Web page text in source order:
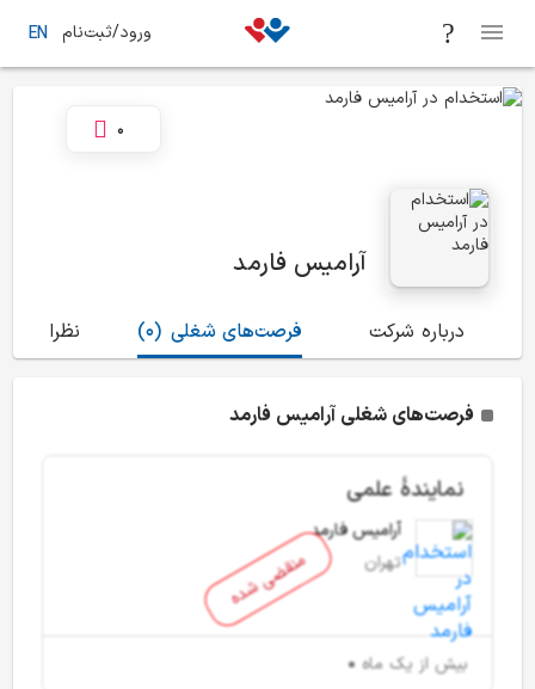
ورود/ثبت‌نام EN
آرامیس فارمد
0
درباره شرکت (0) فرصت‌های شغلی نظرات
فرصت‌های شغلی آرامیس فارمد
منقضی شده
نمایندۀ علمی
آرامیس فارمد
تهران
بیش از یک ماه